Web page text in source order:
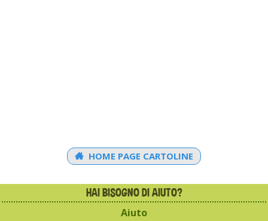
HOME PAGE CARTOLINE
HAI BISOGNO DI AIUTO?
Aiuto